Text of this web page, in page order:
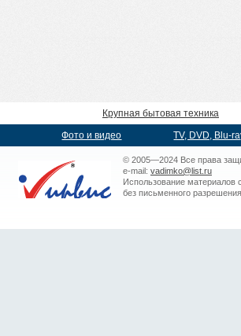
Крупная бытовая техника
Фото и видео
TV, DVD, Blu-
© 2005—2024 Все права
e-mail: vadimko@list.ru
Использование материалов
без письменного